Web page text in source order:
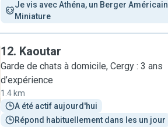
Je vis avec Athéna, un Berger Américain
Miniature
12. Kaoutar
Garde de chats à domicile, Cergy : 3 ans
d’expérience
1.4 km
A été actif aujourd'hui
Répond habituellement dans les un jour